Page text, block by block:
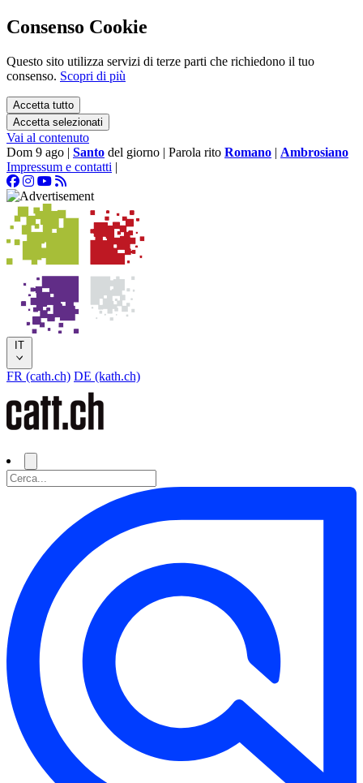
Consenso Cookie
Questo sito utilizza servizi di terze parti che richiedono il tuo
consenso. Scopri di più
Accetta tutto
Accetta selezionati
Vai al contenuto
Dom 9 ago | Santo del giorno | Parola rito Romano | Ambrosiano
Impressum e contatti |
IT
FR (cath.ch) DE (kath.ch)